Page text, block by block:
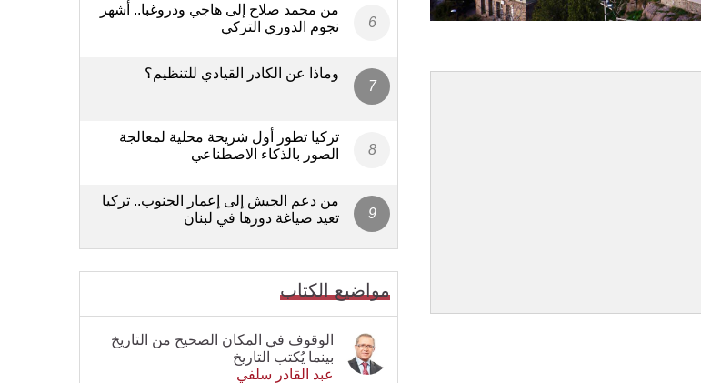
من محمد صلاح إلى هاجي ودروغبا.. أشهر
نجوم الدوري التركي
وماذا عن الكادر القيادي للتنظيم؟
تركيا تطور أول شريحة محلية لمعالجة
الصور بالذكاء الاصطناعي
من دعم الجيش إلى إعمار الجنوب.. تركيا
تعيد صياغة دورها في لبنان
مواضيع الكتاب
الوقوف في المكان الصحيح من التاريخ
بينما يُكتب التاريخ
عبد القادر سلفي